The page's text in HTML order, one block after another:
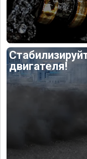
двигателя!